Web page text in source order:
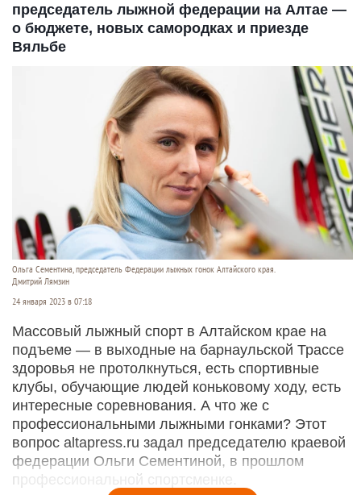
председатель лыжной федерации на Алтае —
о бюджете, новых самородках и приезде
Вяльбе
Ольга Сементина, председатель Федерации лыжных гонок Алтайского края.
Дмитрий Лямзин
24 января 2023 в 07:18
Массовый лыжный спорт в Алтайском крае на
подъеме — в выходные на барнаульской Трассе
здоровья не протолкнуться, есть спортивные
клубы, обучающие людей коньковому ходу, есть
интересные соревнования. А что же с
профессиональными лыжными гонками? Этот
вопрос altapress.ru задал председателю краевой
федерации Ольги Сементиной, в прошлом
профессиональной спортсменке.